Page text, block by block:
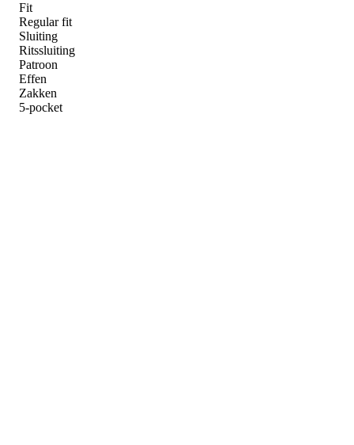
Fit
Regular fit
Sluiting
Ritssluiting
Patroon
Effen
Zakken
5-pocket